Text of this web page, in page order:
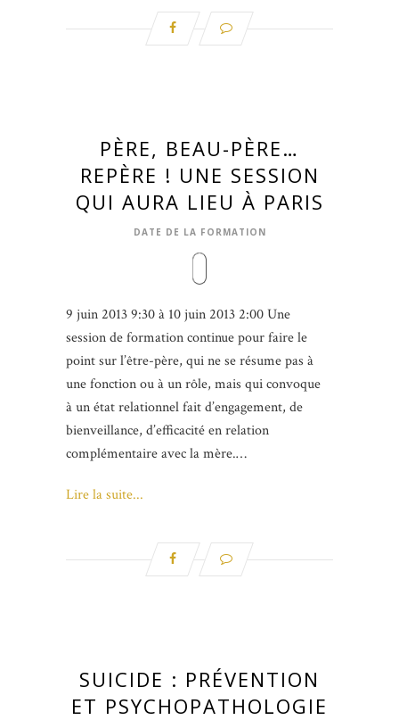
PÈRE, BEAU-PÈRE…
REPÈRE ! UNE SESSION
QUI AURA LIEU À PARIS
DATE DE LA FORMATION
9 juin 2013 9:30 à 10 juin 2013 2:00 Une
session de formation continue pour faire le
point sur l’être-père, qui ne se résume pas à
une fonction ou à un rôle, mais qui convoque
à un état relationnel fait d’engagement, de
bienveillance, d’efficacité en relation
complémentaire avec la mère.…
Lire la suite...
SUICIDE : PRÉVENTION
ET PSYCHOPATHOLOGIE